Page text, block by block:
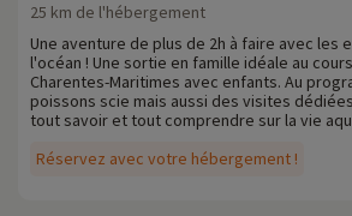
Réservez avec votre hébergement !
25 km de l'hébergement
Une aventure de plus de 2h à faire avec les
l'océan ! Une sortie en famille idéale au
Charentes-Maritimes avec enfants. Au
poissons scie mais aussi des visites
tout savoir et tout comprendre sur la vie